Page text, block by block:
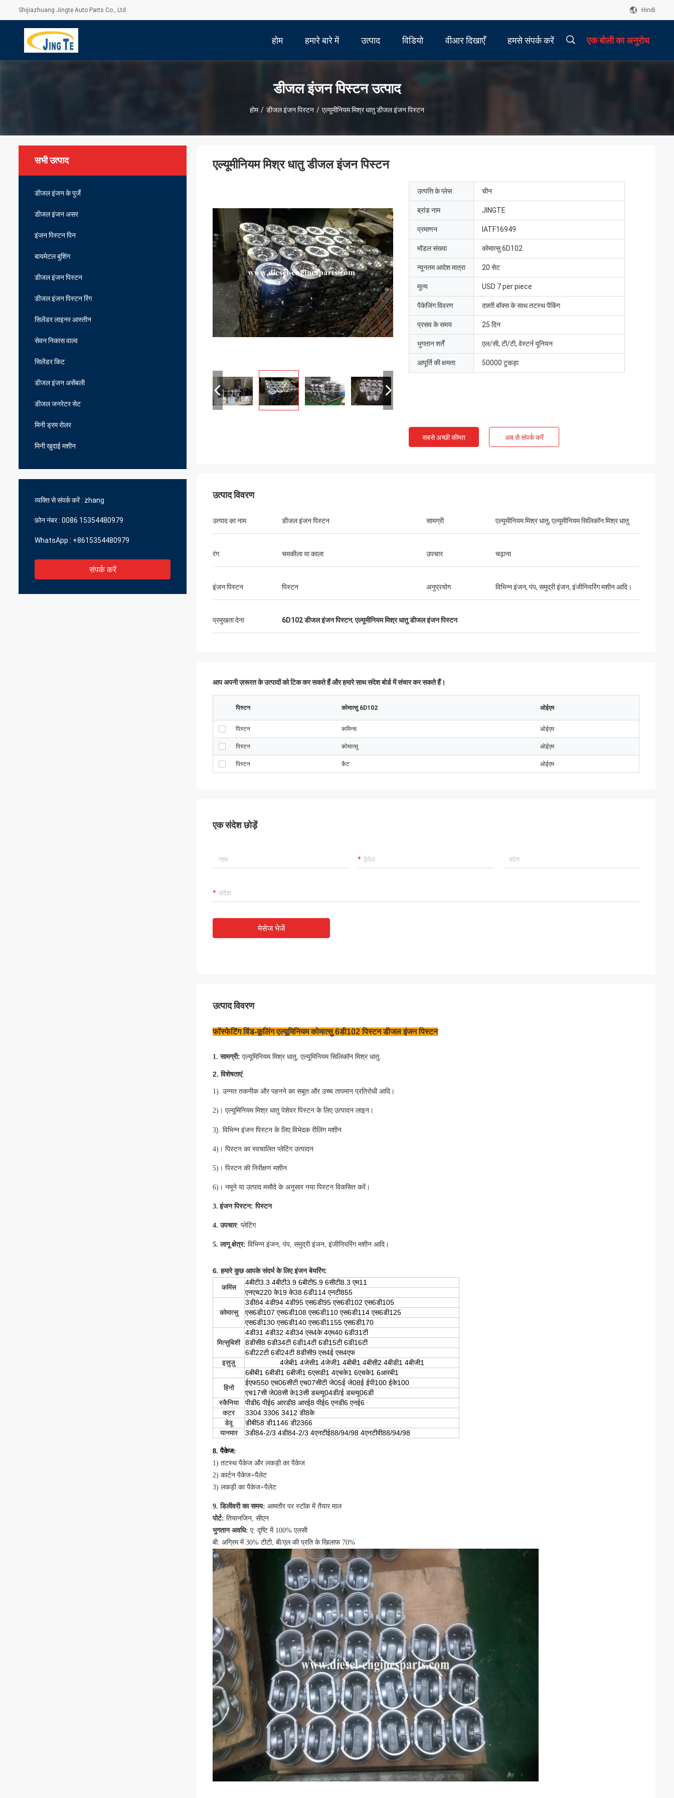
Shijiazhuang Jingte Auto Parts Co., Ltd Hindi
होम हमारे बारे में उत्पाद विडियो वीआर दिखाएँ हमसे संपर्क करें एक बोली का अनुरोध
डीजल इंजन पिस्टन उत्पाद
होम / डीजल इंजन पिस्टन / एल्यूमीनियम मिश्र धातु डीजल इंजन पिस्टन
सभी उत्पाद
डीजल इंजन के पुर्जे
डीजल इंजन असर
इंजन पिस्टन पिन
बायमेटल बुशिंग
डीजल इंजन पिस्टन
डीजल इंजन पिस्टन रिंग
सिलेंडर लाइनर आस्तीन
सेवन निकास वाल्व
सिलेंडर किट
डीजल इंजन असेंबली
डीजल जनरेटर सेट
मिनी ड्रम रोलर
मिनी खुदाई मशीन
व्यक्ति से संपर्क करें : zhang
फ़ोन नंबर : 0086 15354480979
WhatsApp : +8615354480979
संपर्क करें
एल्यूमीनियम मिश्र धातु डीजल इंजन पिस्टन
उत्पत्ति के प्लेस चीन
ब्रांड नाम JINGTE
प्रमाणन IATF16949
मॉडल संख्या कोमात्सु 6D102
न्यूनतम आदेश मात्रा 20 सेट
मूल्य USD 7 per piece
पैकेजिंग विवरण दफ़्ती बॉक्स के साथ तटस्थ पैकिंग
प्रसव के समय 25 दिन
भुगतान शर्तें एल/सी, टी/टी, वेस्टर्न यूनियन
आपूर्ति की क्षमता 50000 टुकड़ा
सबसे अच्छी कीमत अब से संपर्क करें
उत्पाद विवरण
उत्पाद का नाम डीजल इंजन पिस्टन सामग्री एल्यूमीनियम मिश्र धातु, एल्यूमीनियम सिलिकॉन मिश्र धातु
रंग चमकीला या काला उपचार चढ़ाना
इंजन पिस्टन पिस्टन अनुप्रयोग विभिन्न इंजन, पंप, समुद्री इंजन, इंजीनियरिंग मशीन आदि।
प्रमुखता देना 6D102 डीजल इंजन पिस्टन,एल्यूमीनियम मिश्र धातु डीजल इंजन पिस्टन
आप अपनी ज़रूरत के उत्पादों को टिक कर सकते हैं और हमारे साथ संदेश बोर्ड में संचार कर सकते हैं।
पिस्टन कोमात्सु 6D102 ओईएम
पिस्टन कमिन्स ओईएम
पिस्टन कोमात्सु ओईएम
पिस्टन कैट ओईएम
एक संदेश छोड़ें
मेसेज भेजें
उत्पाद विवरण
फॉस्फेटिंग विंड-कूलिंग एल्यूमिनियम कोमात्सु 6डी102 पिस्टन डीजल इंजन पिस्टन​​
1.सामग्री: एल्यूमिनियम मिश्र धातु, एल्यूमिनियम सिलिकॉन मिश्र धातु
2. विशेषताएं:
1). उन्नत तकनीक और पहनने का सबूत और उच्च तापमान प्रतिरोधी आदि।
2)। एल्यूमिनियम मिश्र धातु पेशेवर पिस्टन के लिए उत्पादन लाइन।
3). विभिन्न इंजन पिस्टन के लिए विभेदक रीलिंग मशीन
4)। पिस्टन का स्वचालित प्लेटिंग उत्पादन
5)। पिस्टन की निरीक्षण मशीन
6)। नमूने या उत्पाद मसौदे के अनुसार नया पिस्टन विकसित करें।
3. इंजन पिस्टन: पिस्टन
4. उपचार: प्लेटिंग
5. लागू क्षेत्र: विभिन्न इंजन, पंप, समुद्री इंजन, इंजीनियरिंग मशीन आदि।
6. हमारे कुछआपके संदर्भ के लिए इंजन बेयरिंग:
कमिंस
4बीटी3.3 4बीटी3.9 6बीटी5.9 6सीटी8.3 एम11
एनएच220 के19 के38 6डी114 एनटी855
कोमात्सु
3डी84 4डी94 4डी95 एस6डी95 एस6डी102 एस6डी105
एस6डी107 एस6डी108 एस6डी110 एस6डी114 एस6डी125
एस6डी130 एस6डी140 एस6डी1155 एस6डी170
मित्सुबिशी
4डी31 4डी32 4डी34 एस4के 4एम40 6डी31टी
8डीसी8 6डी34टी 6डी14टी 6डी15टी 6डी16टी
6डी22टी 6डी24टी 8डीसी9 एस4ई एस4एफ
इसुज़ु
4जेबी1 4जेसी1 4जेजी1 4बीबी1 4बीसी2 4बीडी1 4बीजी1
6बीबी1 6बीडी1 6बीजी1 6एसडी1 4एचके1 6एचके1 6आरबी1
हिनो
ईएफ550 एच06सीटी एच07सीटी जे05ई जे08ई ईपी100 ईके100
एच17सी जे08सी के13सी डब्ल्यू04डी/ई डब्ल्यू06डी
स्कैनिया
पीडी6 पीई6 आरडी8 आरई8 पीई6 एनडी6 एनई6
कटर
3304 3306 3412 डी8के
डेवू
डीबी58 डी1146 डी2366
यानमार
3डी84-2/3 4डी84-2/3 4एनटीई88/94/98 4एनटीवी88/94/98
8. पैकेज:
1) तटस्थ पैकेज और लकड़ी का पैकेज
2) कार्टन पैकेज+पैलेट
3) लकड़ी का पैकेज+पैलेट
9. डिलीवरी का समय: आमतौर पर स्टॉक में तैयार माल
पोर्ट: तियानजिन, सीएन
भुगतान अवधि: ए: दृष्टि में 100% एलसी
बी: अग्रिम में 30% टीटी, बी/एल की प्रति के खिलाफ 70%